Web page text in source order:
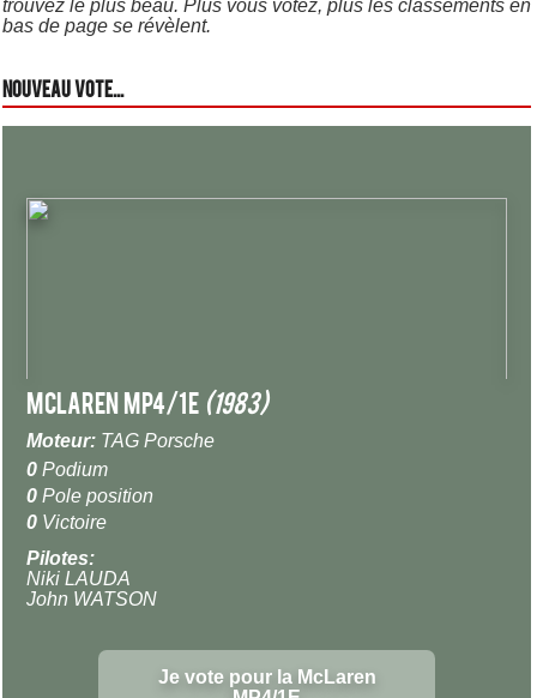
trouvez le plus beau. Plus vous votez, plus les classements en
bas de page se révèlent.
Nouveau vote...
McLaren MP4/1E (1983)
Moteur: TAG Porsche
0 Podium
0 Pole position
0 Victoire
Pilotes:
Niki LAUDA
John WATSON
Je vote pour la McLaren